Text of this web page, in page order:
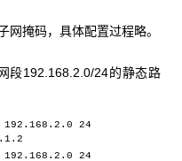
网掩码，具体配置过程略。
段192.168.2.0/24的静态路
24
24